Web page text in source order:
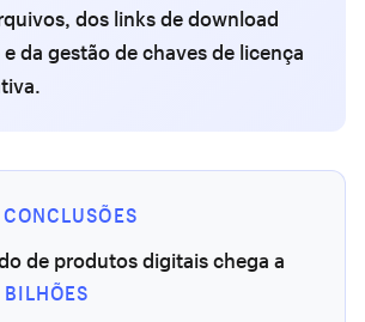
dos links de download
da gestão de chaves de licença
de produtos digitais chega a